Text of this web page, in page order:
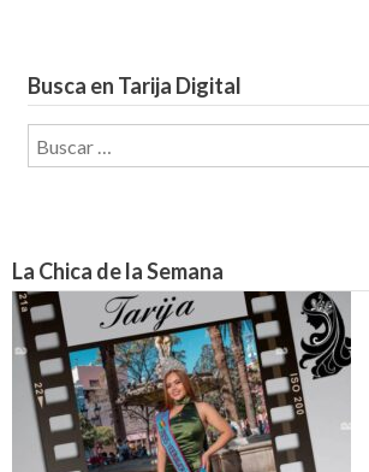
Busca en Tarija Digital
Buscar:
La Chica de la Semana